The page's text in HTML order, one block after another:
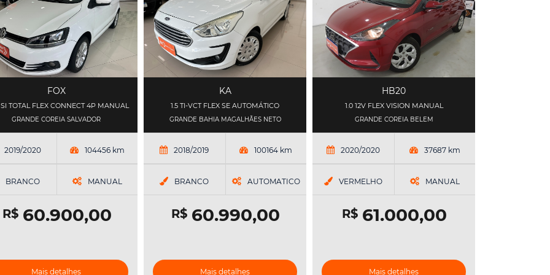
FOX
TOTAL FLEX CONNECT 4P MANUAL
GRANDE COREIA SALVADOR
2019/2020 104456 km
BRANCO MANUAL
R$60.900,00
Mais detalhes
KA
1.5 TI-VCT FLEX SE AUTOMÁTICO
GRANDE BAHIA MAGALHÃES NETO
2018/2019 100164 km
BRANCO AUTOMATICO
R$60.990,00
Mais detalhes
HB20
1.0 12V FLEX VISION MANUAL
GRANDE COREIA BELEM
2020/2020 37687 km
VERMELHO MANUAL
R$61.000,00
Mais detalhes